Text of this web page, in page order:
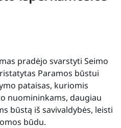
pradėjo svarstyti Seimo
Paramos būstui
pataisas, kuriomis
nuomininkams, daugiau
būstą iš savivaldybės, leisti
būdu.